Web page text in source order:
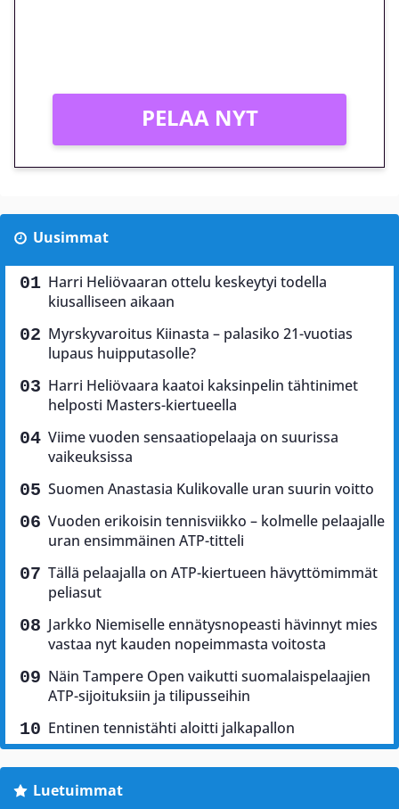
PELAA NYT
Uusimmat
Harri Heliövaaran ottelu keskeytyi todella
kiusalliseen aikaan
Myrskyvaroitus Kiinasta – palasiko 21-vuotias
lupaus huipputasolle?
Harri Heliövaara kaatoi kaksinpelin tähtinimet
helposti Masters-kiertueella
Viime vuoden sensaatiopelaaja on suurissa
vaikeuksissa
Suomen Anastasia Kulikovalle uran suurin voitto
Vuoden erikoisin tennisviikko – kolmelle pelaajalle
uran ensimmäinen ATP-titteli
Tällä pelaajalla on ATP-kiertueen hävyttömimmät
peliasut
Jarkko Niemiselle ennätysnopeasti hävinnyt mies
vastaa nyt kauden nopeimmasta voitosta
Näin Tampere Open vaikutti suomalaispelaajien
ATP-sijoituksiin ja tilipusseihin
Entinen tennistähti aloitti jalkapallon
Luetuimmat